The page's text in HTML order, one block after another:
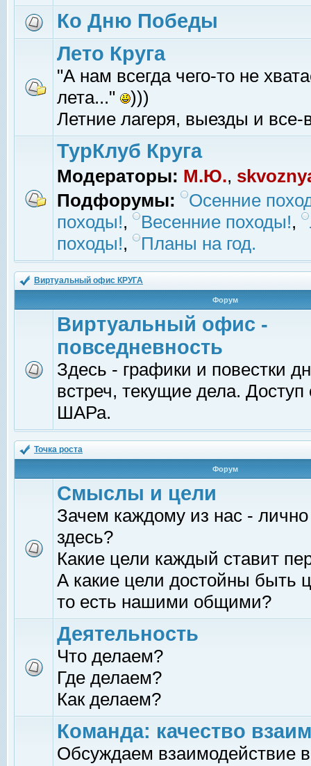
Ко Дню Победы
Лето Круга
"А нам всегда чего-то не
лета..."
)))
Летние лагеря, выезды и все-
ТурКлуб Круга
Модераторы: М.Ю.,
Подфорумы:
Осенние
походы!, Весенние походы!,
походы!, Планы на год.
Виртуальный офис КРУГА
Форум
Виртуальный офис -
повседневность
Здесь - графики и повестки
встреч, текущие дела.
ШАРа.
Точка роста
Форум
Смыслы и цели
Зачем каждому из нас -
здесь?
Какие цели каждый ставит
А какие цели достойны быть
то есть нашими общими?
Деятельность
Что делаем?
Где делаем?
Как делаем?
Команда: качество
Обсуждаем взаимодействие